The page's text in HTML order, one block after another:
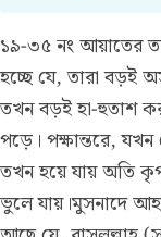
১৯-৩৫ নং আয়াতের
হচ্ছে যে, তারা বড়ই
তখন বড়ই হা-হুতাশ
পড়ে। পক্ষান্তরে,
তখন হয়ে যায় অতি
ভুলে যায়।মুসনাদে